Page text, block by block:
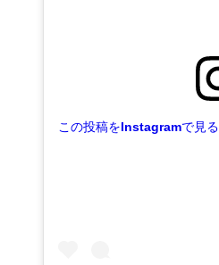
この投稿をInstagramで見る